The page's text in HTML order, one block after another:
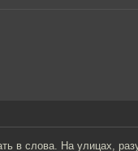
в слова. На улицах,